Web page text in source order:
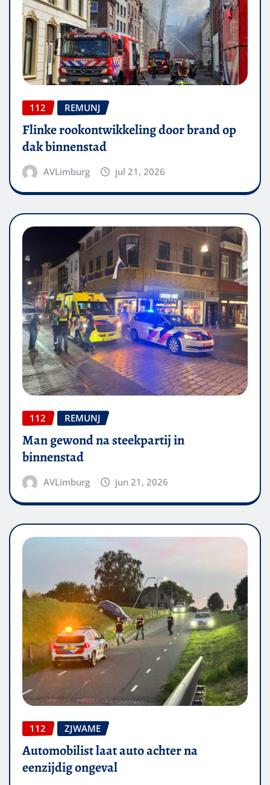
112 REMUNJ
Flinke rookontwikkeling door brand op
dak binnenstad
AVLimburg jul 21, 2026
112 REMUNJ
Man gewond na steekpartij in
binnenstad
AVLimburg jun 21, 2026
112 ZJWAME
Automobilist laat auto achter na
eenzijdig ongeval